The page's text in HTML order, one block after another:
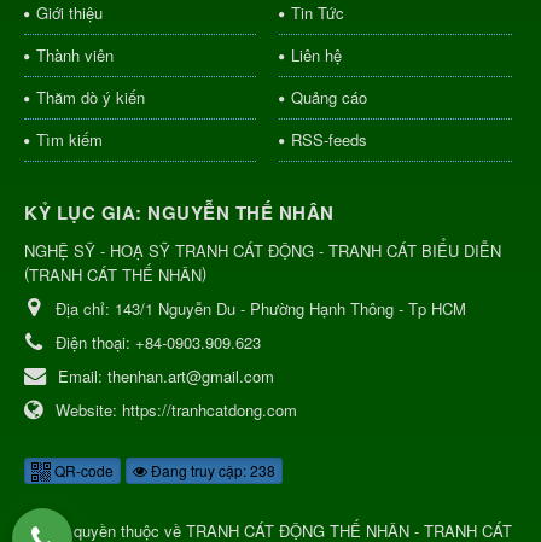
Giới thiệu
Tin Tức
Thành viên
Liên hệ
Thăm dò ý kiến
Quảng cáo
Tìm kiếm
RSS-feeds
KỶ LỤC GIA: NGUYỄN THẾ NHÂN
NGHỆ SỸ - HOẠ SỸ TRANH CÁT ĐỘNG - TRANH CÁT BIỂU DIỄN
(TRANH CÁT THẾ NHÂN)
Địa chỉ: 143/1 Nguyễn Du - Phường Hạnh Thông - Tp HCM
Điện thoại: +84-0903.909.623
Email: thenhan.art@gmail.com
Website: https://tranhcatdong.com
QR-code Đang truy cập: 238
© Bản quyền thuộc về TRANH CÁT ĐỘNG THẾ NHÂN - TRANH CÁT